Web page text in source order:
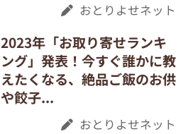
おとりよせネット
2023年「お取り寄せランキ
ング」発表！今すぐ誰かに教
えたくなる、絶品ご飯のお供
や餃子...
おとりよせネット